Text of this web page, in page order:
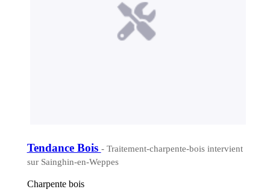
Tendance Bois - Traitement-charpente-bois intervient
sur Sainghin-en-Weppes
Charpente bois